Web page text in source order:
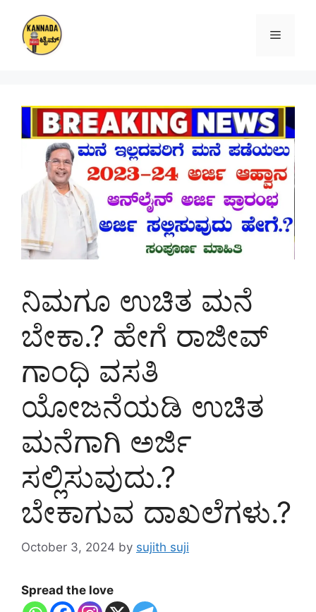
content
Menu
ನಿಮಗೂ ಉಚಿತ ಮನೆ
ಬೇಕಾ.? ಹೇಗೆ ರಾಜೀವ್
ಗಾಂಧಿ ವಸತಿ
ಯೋಜನೆಯಡಿ ಉಚಿತ
ಮನೆಗಾಗಿ ಅರ್ಜಿ
ಸಲ್ಲಿಸುವುದು.?
ಬೇಕಾಗುವ ದಾಖಲೆಗಳು.?
October 3, 2024 by sujith suji
Spread the love